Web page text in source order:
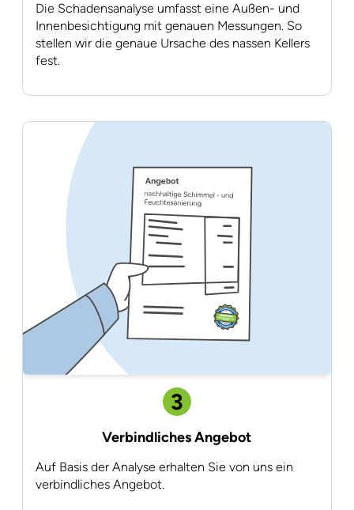
Die Schadensanalyse umfasst eine Außen- und
Innenbesichtigung mit genauen Messungen. So
stellen wir die genaue Ursache des nassen Kellers
fest.
3
Verbindliches Angebot
Auf Basis der Analyse erhalten Sie von uns ein
verbindliches Angebot.